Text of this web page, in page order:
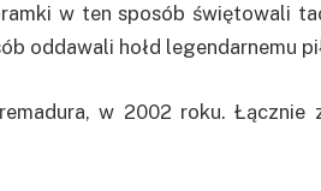
w ten sposób świętowali
oddawali hołd legendarnemu
w 2002 roku. Łącznie